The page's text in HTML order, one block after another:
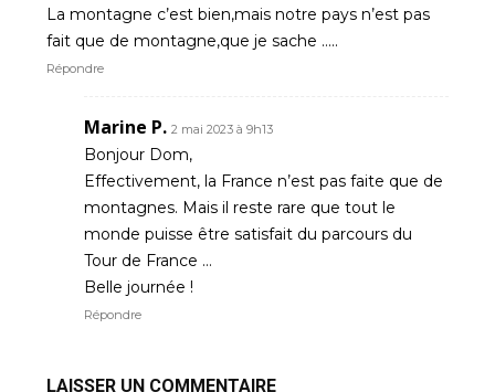
La montagne c’est bien,mais notre pays n’est pas
fait que de montagne,que je sache …..
Répondre
Marine P. 2 mai 2023 à 9h13
Bonjour Dom,
Effectivement, la France n’est pas faite que de
montagnes. Mais il reste rare que tout le
monde puisse être satisfait du parcours du
Tour de France …
Belle journée !
Répondre
LAISSER UN COMMENTAIRE